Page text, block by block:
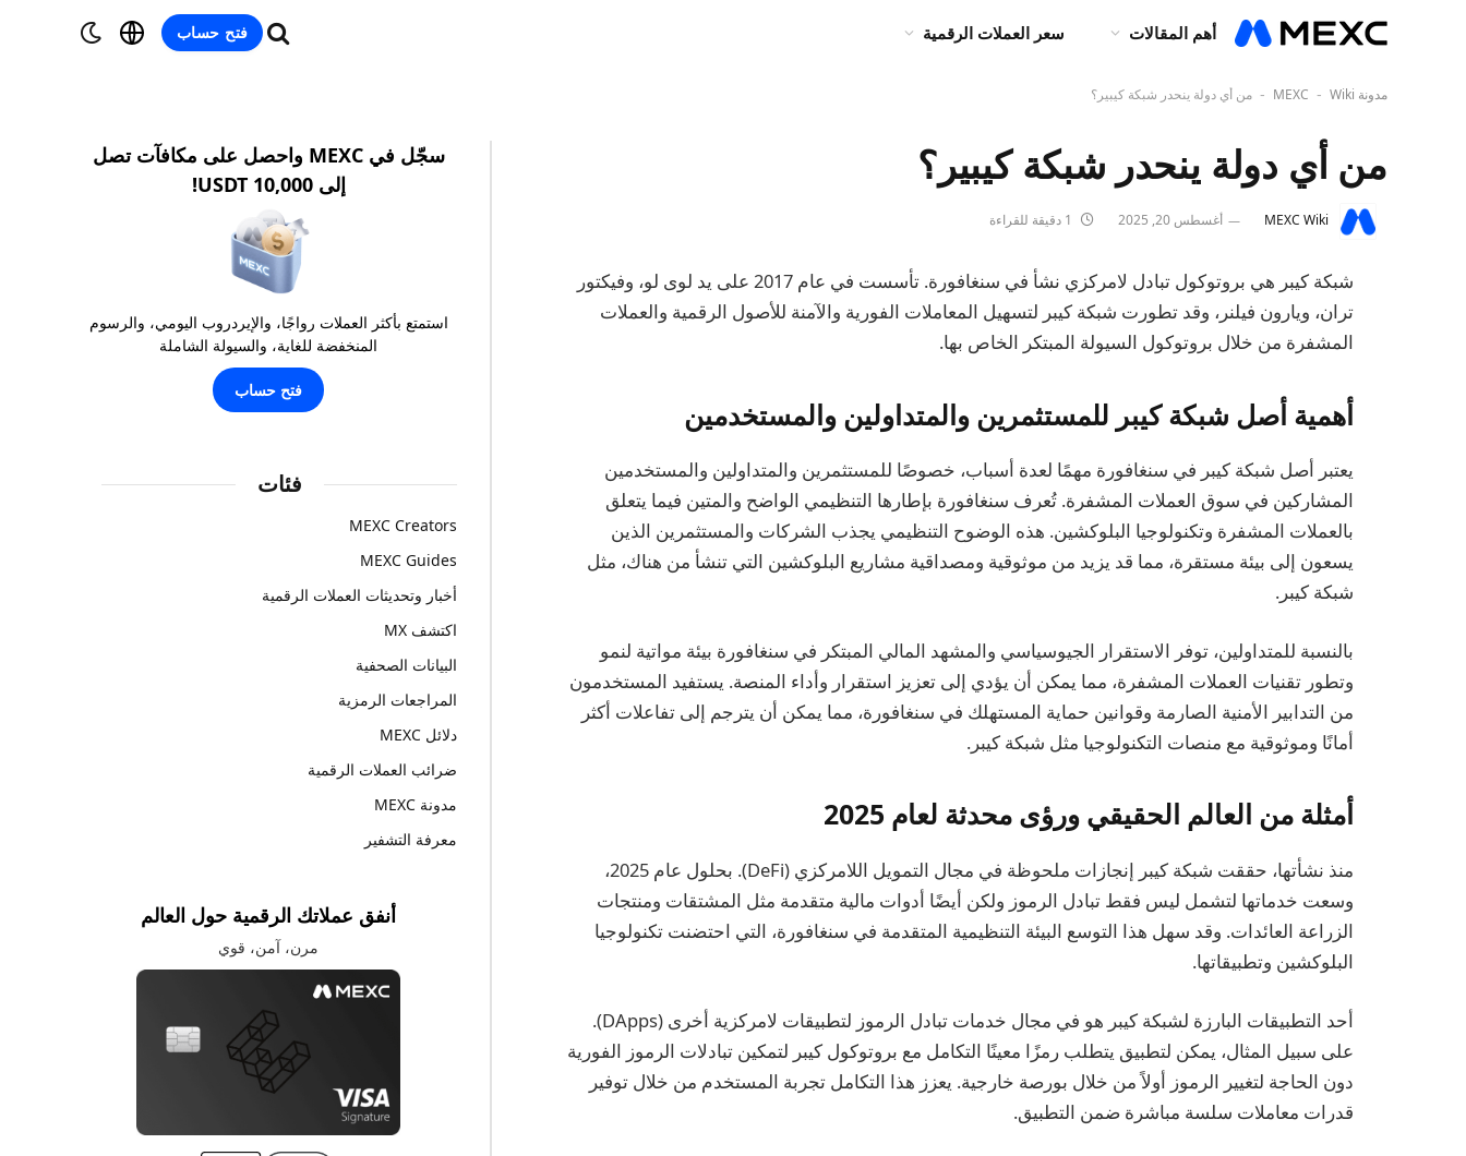
أهم المقالات سعر العملات الرقمية فتح حساب
مدونة MEXC - Wiki
- من أي دولة ينحدر شبكة كيبير؟
من أي دولة ينحدر شبكة كيبير؟
MEXC Wiki أغسطس 20, 2025
شبكة كيبر هي بروتوكول تبادل لامركزي نشأ في سنغافورة. تأسست في عام 2017 على يد لوى لو، وفيكتور
تران، ويارون فيلنر، وقد تطورت شبكة كيبر لتسهيل المعاملات الفورية والآمنة للأصول الرقمية والعملات
المشفرة من خلال بروتوكول السيولة المبتكر الخاص بها.
أهمية أصل شبكة كيبر للمستثمرين والمتداولين والمستخدمين
يعتبر أصل شبكة كيبر في سنغافورة مهمًا لعدة أسباب، خصوصًا للمستثمرين والمتداولين والمستخدمين
المشاركين في سوق العملات المشفرة. تُعرف سنغافورة بإطارها التنظيمي الواضح والمتين فيما يتعلق
بالعملات المشفرة وتكنولوجيا البلوكشين. هذه الوضوح التنظيمي يجذب الشركات والمستثمرين الذين
يسعون إلى بيئة مستقرة، مما قد يزيد من موثوقية ومصداقية مشاريع البلوكشين التي تنشأ من هناك، مثل
شبكة كيبر.
بالنسبة للمتداولين، توفر الاستقرار الجيوسياسي والمشهد المالي المبتكر في سنغافورة بيئة مواتية لنمو
وتطور تقنيات العملات المشفرة، مما يمكن أن يؤدي إلى تعزيز استقرار وأداء المنصة. يستفيد المستخدمون
من التدابير الأمنية الصارمة وقوانين حماية المستهلك في سنغافورة، مما يمكن أن يترجم إلى تفاعلات أكثر
أمانًا وموثوقية مع منصات التكنولوجيا مثل شبكة كيبر.
أمثلة من العالم الحقيقي ورؤى محدثة لعام 2025
منذ نشأتها، حققت شبكة كيبر إنجازات ملحوظة في مجال التمويل اللامركزي (DeFi). بحلول عام 2025،
وسعت خدماتها لتشمل ليس فقط تبادل الرموز ولكن أيضًا أدوات مالية متقدمة مثل المشتقات ومنتجات
الزراعة العائدات. وقد سهل هذا التوسع البيئة التنظيمية المتقدمة في سنغافورة، التي احتضنت تكنولوجيا
البلوكشين وتطبيقاتها.
أحد التطبيقات البارزة لشبكة كيبر هو في مجال خدمات تبادل الرموز لتطبيقات لامركزية أخرى (DApps).
على سبيل المثال، يمكن لتطبيق يتطلب رمزًا معينًا التكامل مع بروتوكول كيبر لتمكين تبادلات الرموز الفورية
دون الحاجة لتغيير الرموز أولاً من خلال بورصة خارجية. يعزز هذا التكامل تجربة المستخدم من خلال توفير
قدرات معاملات سلسة مباشرة ضمن التطبيق.
سجّل في MEXC واحصل على مكافآت تصل
إلى 10,000 USDT!
استمتع بأكثر العملات رواجًا، والإيردروب اليومي، والرسوم
المنخفضة للغاية، والسيولة الشاملة
فتح حساب
فئات
MEXC Creators
MEXC Guides
أخبار وتحديثات العملات الرقمية
اكتشف MX
البيانات الصحفية
المراجعات الرمزية
دلائل MEXC
ضرائب العملات الرقمية
مدونة MEXC
معرفة التشفير
أنفق عملاتك الرقمية حول العالم
مرن، آمن، قوي